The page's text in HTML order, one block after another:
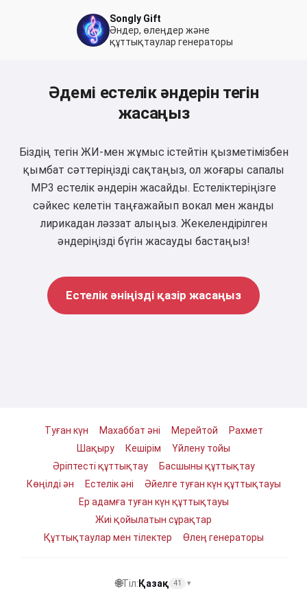
Songly Gift
Әндер, өлеңдер және
құттықтаулар генераторы
Әдемі естелік әндерін тегін
жасаңыз
Біздің тегін ЖИ-мен жұмыс істейтін қызметімізбен
қымбат сәттеріңізді сақтаңыз, ол жоғары сапалы
MP3 естелік әндерін жасайды. Естеліктеріңізге
сәйкес келетін таңғажайып вокал мен жанды
лирикадан ләззат алыңыз. Жекелендірілген
әндеріңізді бүгін жасауды бастаңыз!
Естелік әніңізді қазір жасаңыз
Туған күн Махаббат әні Мерейтой
Рахмет
Шақыру
Кешірім
Үйлену тойы
Әріптесті құттықтау
Басшыны құттықтау
Көңілді ән
Естелік әні
Әйелге туған күн құттықтауы
Ер адамға туған күн құттықтауы
Жиі қойылатын сұрақтар
Құттықтаулар мен тілектер
Өлең генераторы
🌐Тіл: Қазақ 41 ▾